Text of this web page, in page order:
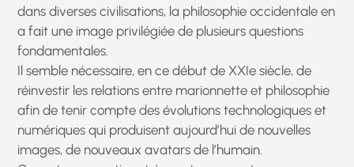
dans diverses civilisations, la philosophie occidentale en
a fait une image privilégiée de plusieurs questions
fondamentales.
Il semble nécessaire, en ce début de XXIe siècle, de
réinvestir les relations entre marionnette et philosophie
afin de tenir compte des évolutions technologiques et
numériques qui produisent aujourd’hui de nouvelles
images, de nouveaux avatars de l’humain.